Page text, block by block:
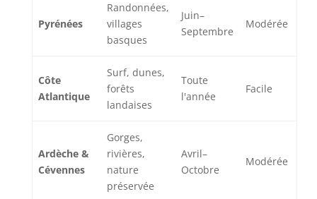
Pyrénées
Randonnées,
villages
basques
Juin–
Septembre
Modérée
Côte
Atlantique
Surf, dunes,
forêts
landaises
Toute
l'année
Facile
Ardèche &
Cévennes
Gorges,
rivières,
nature
préservée
Avril–
Octobre
Modérée